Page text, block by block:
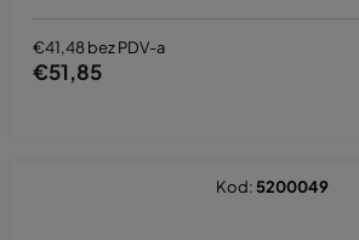
€41,48 bez PDV-a
€51,85
Kod: 5200049